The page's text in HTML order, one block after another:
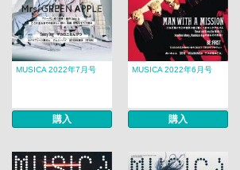
MUSICA 2022年7月号
購入
MUSICA 2022年6月号
購入